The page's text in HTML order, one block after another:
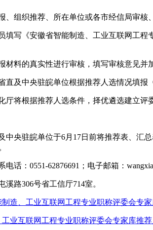
、组织推荐、所在单位或各市经信局审核
填写《安徽省智能制造、工业互联网工
材料的真实性进行审核，填写审核意见
直及中央驻皖单位根据推荐人选情况填
厅将根据推荐人选条件，择优遴选建立评
中央驻皖单位于6月17日前将推荐表、汇
话：0551-62876691；电子邮箱：
路306号省工信厅714室。
造、工业互联网工程专业职称评委会专
业互联网工程专业职称评委会专家库推